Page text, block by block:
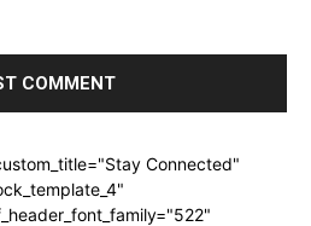
Connected"